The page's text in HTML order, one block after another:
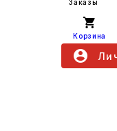
Заказы
Корзина